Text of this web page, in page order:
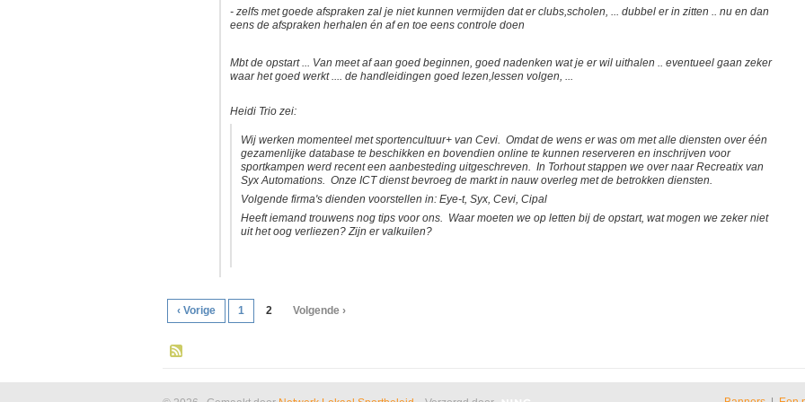
- zelfs met goede afspraken zal je niet kunnen vermijden dat er clubs,scholen, ... dubbel er in zitten .. nu en dan
eens de afspraken herhalen én af en toe eens controle doen
Mbt de opstart ... Van meet af aan goed beginnen, goed nadenken wat je er wil uithalen .. eventueel gaan zeker
waar het goed werkt .... de handleidingen goed lezen,lessen volgen, ...
Heidi Trio zei:
Wij werken momenteel met sportencultuur+ van Cevi. Omdat de wens er was om met alle diensten over één
gezamenlijke database te beschikken en bovendien online te kunnen reserveren en inschrijven voor
sportkampen werd recent een aanbesteding uitgeschreven. In Torhout stappen we over naar Recreatix van
Syx Automations. Onze ICT dienst bevroeg de markt in nauw overleg met de betrokken diensten.
Volgende firma's dienden voorstellen in: Eye-t, Syx, Cevi, Cipal
Heeft iemand trouwens nog tips voor ons. Waar moeten we op letten bij de opstart, wat mogen we zeker niet
uit het oog verliezen? Zijn er valkuilen?
‹ Vorige 1 2 Volgende ›